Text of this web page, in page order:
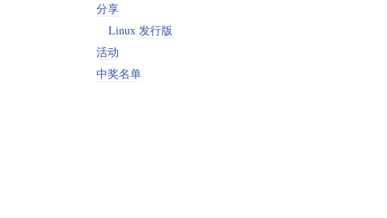
分享
Linux 发行版
活动
中奖名单